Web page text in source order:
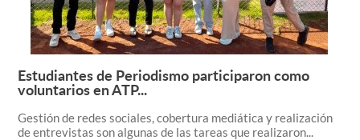
Leer más +
Estudiantes de Periodismo participaron como
voluntarios en ATP...
Gestión de redes sociales, cobertura mediática y realización
de entrevistas son algunas de las tareas que realizaron...